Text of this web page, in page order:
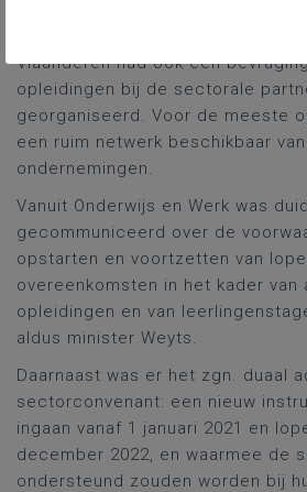
Vlaanderen had ook een
opleidingen bij de sectorale
georganiseerd. Voor de meeste
een ruim netwerk beschikbaar
ondernemingen.
Vanuit Onderwijs en Werk was
gecommuniceerd over de
opstarten en voortzetten van
overeenkomsten in het kader van
opleidingen en van
aldus minister Weyts.
Daarnaast was er het zgn. duaal
sectorconvenant: een nieuw
ingaan vanaf 1 januari 2021 en
december 2022, en waarmee de
ondersteund zouden worden bij